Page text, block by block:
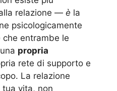
relazione — è la
psicologicamente
che entrambe le
propria
rete di supporto e
La relazione
vita, non